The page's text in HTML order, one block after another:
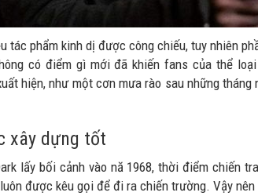
tác phẩm kinh dị được công chiếu, tuy nhiên
có điểm gì mới đã khiến fans của thể
hiện, như một cơn mưa rào sau những
xây dựng tốt
lấy bối cảnh vào nă 1968, thời điểm chiến
được kêu gọi để đi ra chiến trường. Vậy